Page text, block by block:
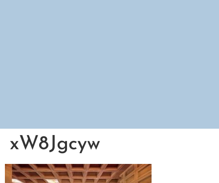
xW8Jgcyw